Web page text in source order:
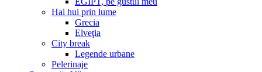
Hai hui prin lume
Grecia
Elveţia
City break
Legende urbane
Pelerinaje